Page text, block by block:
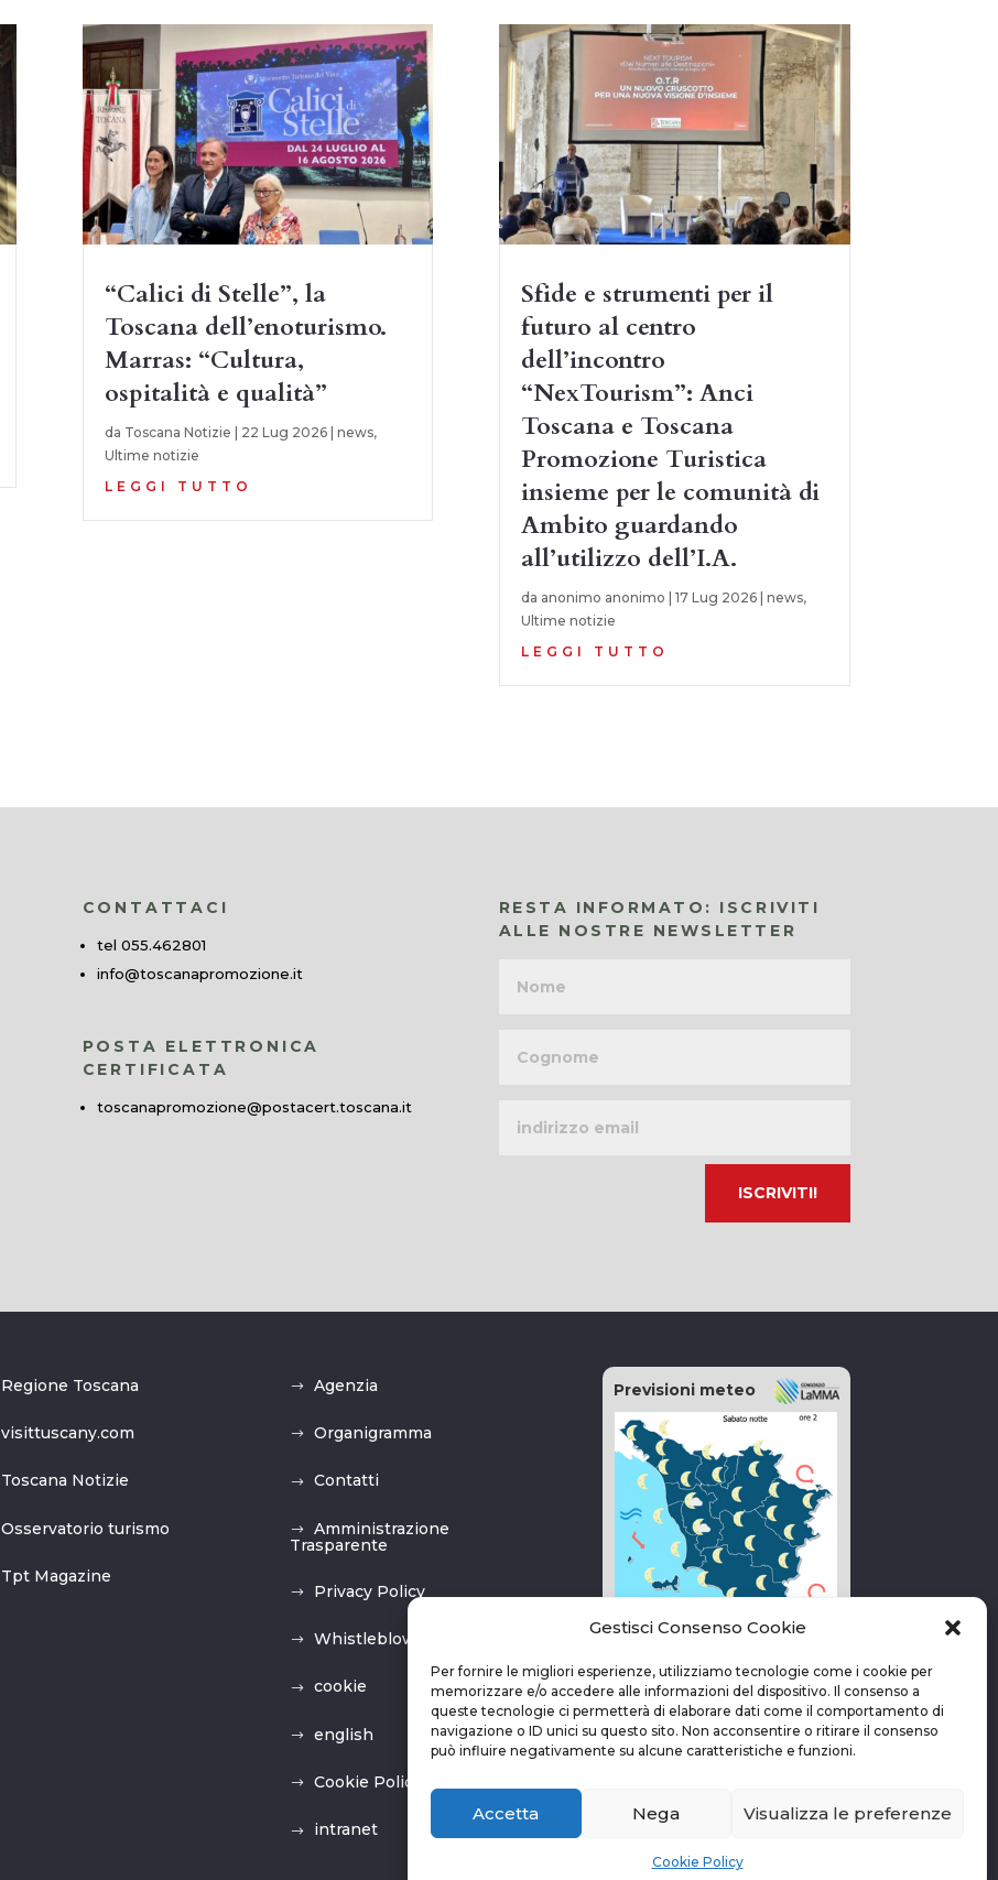
Gestisci Consenso Cookie
Per fornire le migliori esperienze, utilizziamo tecnologie come i cookie per
memorizzare e/o accedere alle informazioni del dispositivo. Il consenso a
queste tecnologie ci permetterà di elaborare dati come il comportamento di
navigazione o ID unici su questo sito. Non acconsentire o ritirare il consenso
può influire negativamente su alcune caratteristiche e funzioni.
Accetta Nega Visualizza le preferenze
Cookie Policy
“Calici di Stelle”, la
Toscana dell’enoturismo.
Marras: “Cultura,
ospitalità e qualità”
da Toscana Notizie 22 Lug 2026| news,
Ultime notizie
LEGGI TUTTO
Sfide e strumenti per il
futuro al centro
dell’incontro
“NexTourism”: Anci
Toscana e Toscana
Promozione Turistica
insieme per le comunità di
Ambito guardando
all’utilizzo dell’I.A.
da anonimo anonimo 17 Lug 2026| news,
Ultime notizie
LEGGI TUTTO
CONTATTACI
tel 055.462801
info@toscanapromozione.it
POSTA ELETTRONICA
CERTIFICATA
toscanapromozione@postacert.toscana.it
RESTA INFORMATO: ISCRIVITI
ALLE NOSTRE NEWSLETTER
email
Regione Toscana
visittuscany.com
Toscana Notizie
Osservatorio turismo
Tpt Magazine
Agenzia
Organigramma
Contatti
Amministrazione
Trasparente
Privacy Policy
Whistleblowing
cookie
english
Cookie Policy (UE)
intranet
Previsioni meteo
vai alla pagina delle previsioni